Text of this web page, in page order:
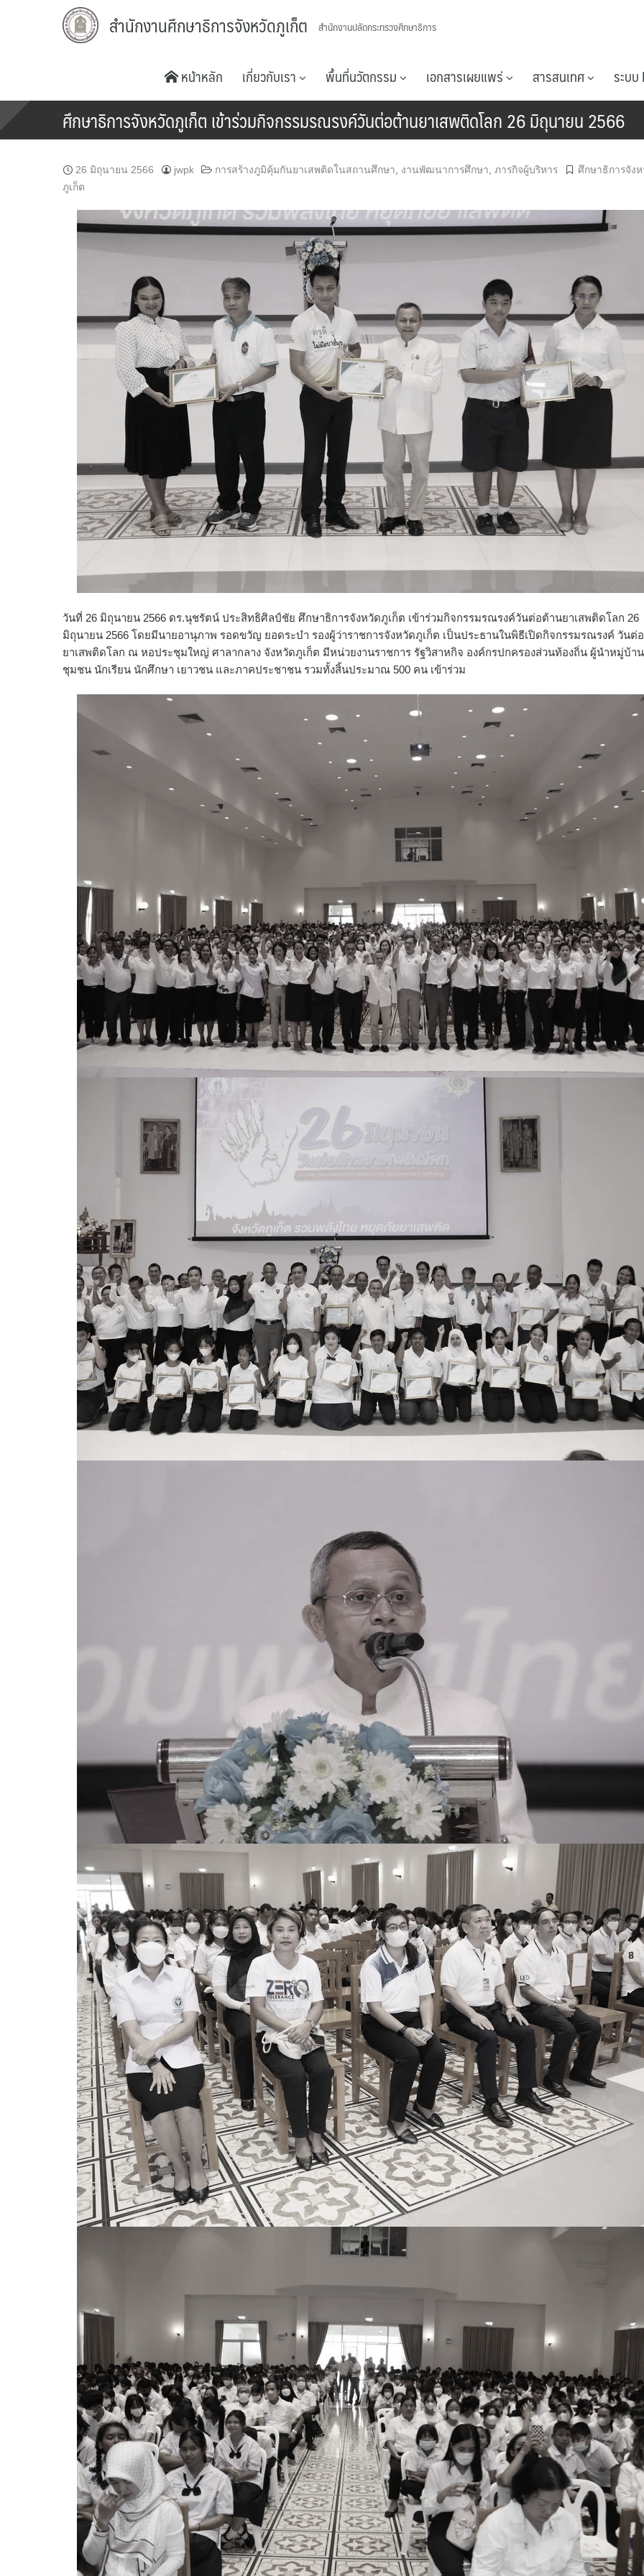
สำนักงานศึกษาธิการจังหวัดภูเก็ต สำนักงานปลัดกระทรวงศึกษาธิการ
หน้าหลัก เกี่ยวกับเรา พื้นที่นวัตกรรม เอกสารเผยแพร่ สารสนเทศ ระบ
ศึกษาธิการจังหวัดภูเก็ต เข้าร่วมกิจกรรมรณรงค์วันต่อต้านยาเสพติดโลก 26 มิถุนายน 2566
26 มิถุนายน 2566 jwpk การสร้างภูมิคุ้มกันยาเสพติดในสถานศึกษา งานพัฒนาการศึกษา ภารกิจผู้บริหาร
ศึกษาธิการจัง
ภูเก็ต
วันที่ 26 มิถุนายน 2566 ดร.นุชรัตน์ ประสิทธิศิลป์ชัย ศึกษาธิการจังหวัดภูเก็ต เข้าร่วมกิจกรรมรณรงค์วันต่อต้านยาเสพติดโลก 26
มิถุนายน 2566 โดยมีนายอานุภาพ รอดขวัญ ยอดระบำ รองผู้ว่าราชการจังหวัดภูเก็ต เป็นประธานในพิธีเปิดกิจกรรมรณรงค์ วันต่
ยาเสพติดโลก ณ หอประชุมใหญ่ ศาลากลาง จังหวัดภูเก็ต มีหน่วยงานราชการ รัฐวิสาหกิจ องค์กรปกครองส่วนท้องถิ่น ผู้นำหมู่บ้า
ชุมชน นักเรียน นักศึกษา เยาวชน และภาคประชาชน รวมทั้งสิ้นประมาณ 500 คน เข้าร่วม